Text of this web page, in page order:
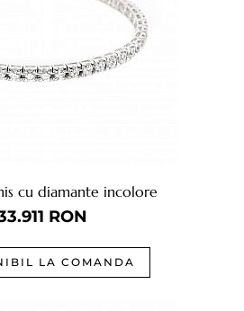
cu diamante incolore
RON
LA COMANDA